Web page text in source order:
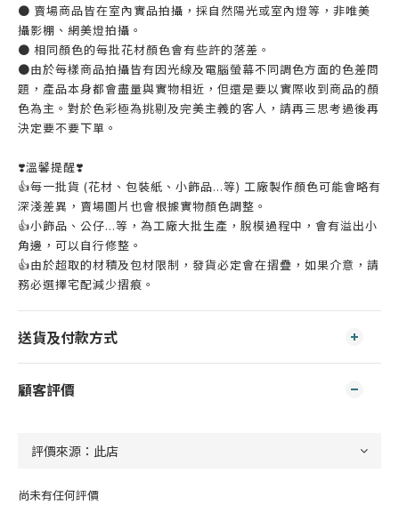
● 賣場商品皆在室內實品拍攝，採自然陽光或室內燈等，非唯美
攝影棚、網美燈拍攝。
● 相同顏色的每批花材顏色會有些許的落差。
●由於每樣商品拍攝皆有因光線及電腦螢幕不同調色方面的色差問
題，產品本身都會盡量與實物相近，但還是要以實際收到商品的顏
色為主。對於色彩極為挑剔及完美主義的客人，請再三思考過後再
決定要不要下單。
❣️溫馨提醒❣️
👍️每一批貨 (花材、包裝紙、小飾品...等) 工廠製作顏色可能會略有
深淺差異，賣場圖片也會根據實物顏色調整。
👍️小飾品、公仔...等，為工廠大批生產，脫模過程中，會有溢出小
角邊，可以自行修整。
👍️由於超取的材積及包材限制，發貨必定會在摺疊，如果介意，請
務必選擇宅配減少摺痕。
送貨及付款方式
顧客評價
尚未有任何評價